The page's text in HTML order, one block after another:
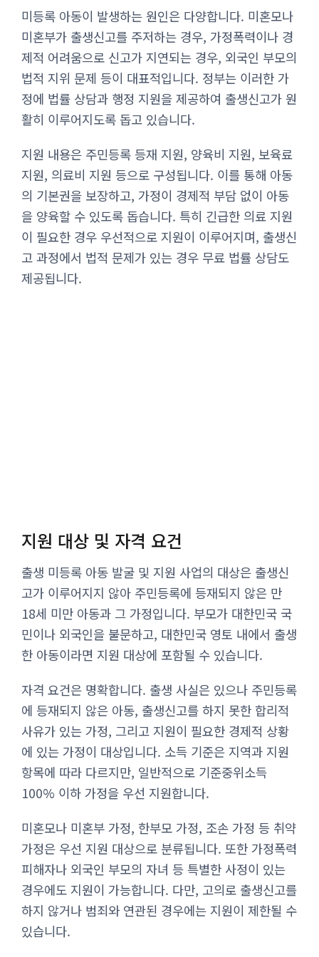
미등록 아동이 발생하는 원인은 다양합니다. 미혼모나
미혼부가 출생신고를 주저하는 경우, 가정폭력이나 경
제적 어려움으로 신고가 지연되는 경우, 외국인 부모의
법적 지위 문제 등이 대표적입니다. 정부는 이러한 가
정에 법률 상담과 행정 지원을 제공하여 출생신고가 원
활히 이루어지도록 돕고 있습니다.
지원 내용은 주민등록 등재 지원, 양육비 지원, 보육료
지원, 의료비 지원 등으로 구성됩니다. 이를 통해 아동
의 기본권을 보장하고, 가정이 경제적 부담 없이 아동
을 양육할 수 있도록 돕습니다. 특히 긴급한 의료 지원
이 필요한 경우 우선적으로 지원이 이루어지며, 출생신
고 과정에서 법적 문제가 있는 경우 무료 법률 상담도
제공됩니다.
지원 대상 및 자격 요건
출생 미등록 아동 발굴 및 지원 사업의 대상은 출생신
고가 이루어지지 않아 주민등록에 등재되지 않은 만
18세 미만 아동과 그 가정입니다. 부모가 대한민국 국
민이나 외국인을 불문하고, 대한민국 영토 내에서 출생
한 아동이라면 지원 대상에 포함될 수 있습니다.
자격 요건은 명확합니다. 출생 사실은 있으나 주민등록
에 등재되지 않은 아동, 출생신고를 하지 못한 합리적
사유가 있는 가정, 그리고 지원이 필요한 경제적 상황
에 있는 가정이 대상입니다. 소득 기준은 지역과 지원
항목에 따라 다르지만, 일반적으로 기준중위소득
100% 이하 가정을 우선 지원합니다.
미혼모나 미혼부 가정, 한부모 가정, 조손 가정 등 취약
가정은 우선 지원 대상으로 분류됩니다. 또한 가정폭력
피해자나 외국인 부모의 자녀 등 특별한 사정이 있는
경우에도 지원이 가능합니다. 다만, 고의로 출생신고를
하지 않거나 범죄와 연관된 경우에는 지원이 제한될 수
있습니다.